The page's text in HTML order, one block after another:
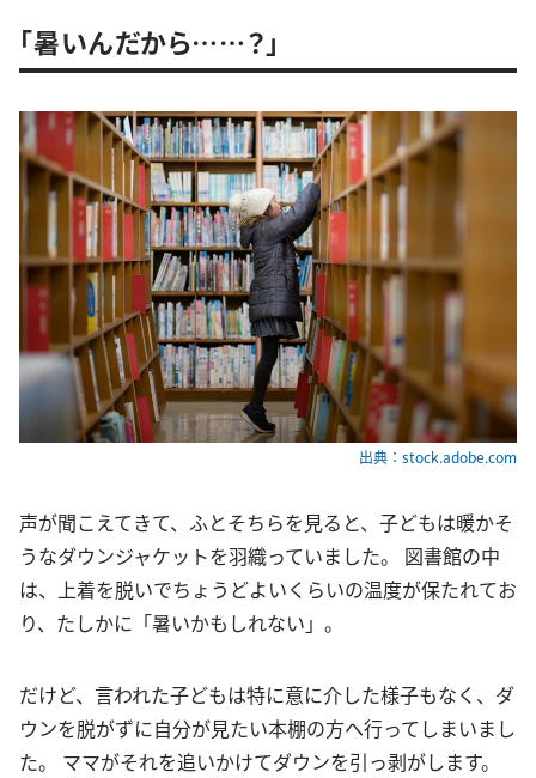
「暑いんだから……？」
出典：stock.adobe.com
声が聞こえてきて、ふとそちらを見ると、子どもは暖かそ
うなダウンジャケットを羽織っていました。 図書館の中
は、上着を脱いでちょうどよいくらいの温度が保たれてお
り、たしかに「暑いかもしれない」。
だけど、言われた子どもは特に意に介した様子もなく、ダ
ウンを脱がずに自分が見たい本棚の方へ行ってしまいまし
た。 ママがそれを追いかけてダウンを引っ剥がします。